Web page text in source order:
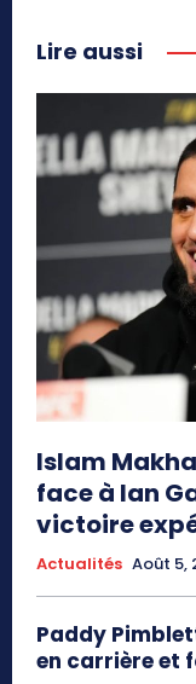
Lire aussi
Islam
face à Ian
victoire
Actualités Août 5,
Paddy
en carrière et